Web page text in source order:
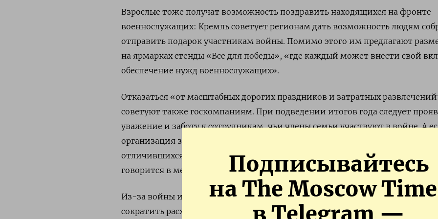
Подписывайтесь
на The Moscow
Взрослые тоже получат возможность поздравить находящихся на фронте
военнослужащих: Кремль советует регионам дать возможность людям
отправить подарок участникам войны. Помимо этого им предлагают
на ярмарках стенды «Все для победы», «где каждый может внести свой
обеспечение нужд военнослужащих».
Отказаться «от масштабных дорогих праздников и затратных
советуют также госкомпаниям. При подведении итогов года следует
уважение и заботу к сотрудникам, чьи члены семьи участвуют в войне. А
организация занимается обеспечением армии, то следует наградить
отличившихся сотрудников ценными подарками, премиями, грамотами и
говорится в методичке Кремля.
Из-за войны и мобилизации несколько российских регионов решили
сократить расходы на новогодние мероприятия,писал в октябре